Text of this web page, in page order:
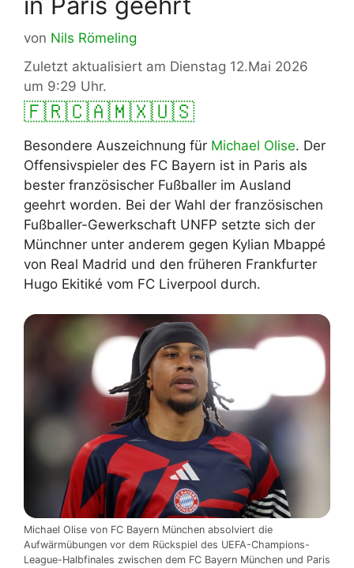
von Nils Römeling
Zuletzt aktualisiert am Dienstag 12.Mai 2026
um 9:29 Uhr.
🇫🇷🇨🇦🇲🇽🇺🇸
Besondere Auszeichnung für Michael Olise. Der
Offensivspieler des FC Bayern ist in Paris als
bester französischer Fußballer im Ausland
geehrt worden. Bei der Wahl der französischen
Fußballer-Gewerkschaft UNFP setzte sich der
Münchner unter anderem gegen Kylian Mbappé
von Real Madrid und den früheren Frankfurter
Hugo Ekitiké vom FC Liverpool durch.
Michael Olise von FC Bayern München absolviert die
Aufwärmübungen vor dem Rückspiel des UEFA-Champions-
League-Halbfinales zwischen dem FC Bayern München und Paris